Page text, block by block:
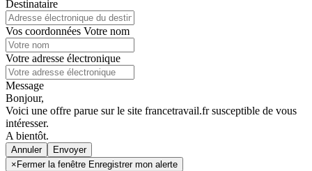
Destinataire
Vos coordonnées Votre nom
Votre adresse électronique
Message
Bonjour,
Voici une offre parue sur le site francetravail.fr susceptible de vous
intéresser.
A bientôt.
Annuler
× Fermer la fenêtre Enregistrer mon alerte